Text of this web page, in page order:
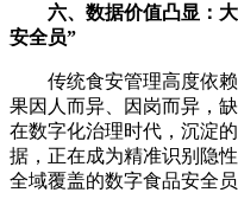
六、数据价值凸显：
安全员”
传统食安管理高度依
果因人而异、因岗而异，
在数字化治理时代，沉淀
据，正在成为精准识别隐
全域覆盖的数字食品安全员